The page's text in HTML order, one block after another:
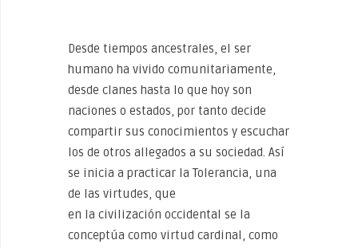
Desde tiempos ancestrales, el ser
humano ha vivido comunitariamente,
desde clanes hasta lo que hoy son
naciones o estados, por tanto decide
compartir sus conocimientos y escuchar
los de otros allegados a su sociedad. Así
se inicia a practicar la Tolerancia, una
de las virtudes, que
en la civilización occidental se la
conceptúa como virtud cardinal, como